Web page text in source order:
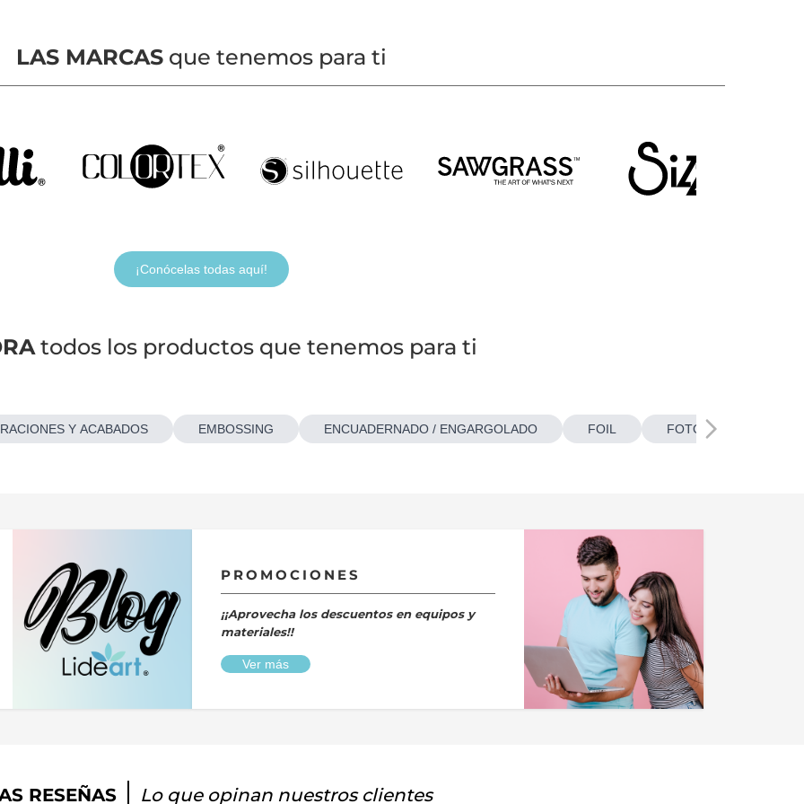
LAS MARCASque tenemos para ti
¡Conócelas todas aquí!
todos los productos que tenemos para ti
Y ACABADOS EMBOSSING ENCUADERNADO / ENGARGOLADO FOIL FOTOBOTONES
PROMOCIONES
¡¡Aprovecha los descuentos en equipos y
materiales!!
Ver más
RESEÑAS Lo que opinan nuestros clientes